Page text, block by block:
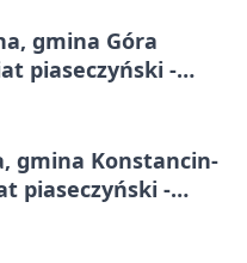
gmina Góra
piaseczyński -
gmina Konstancin-
piaseczyński -